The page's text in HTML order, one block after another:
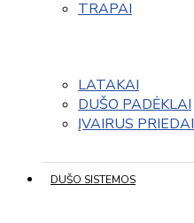
TRAPAI
LATAKAI
DUŠO PADĖKLAI
ĮVAIRUS PRIEDAI
DUŠO SISTEMOS